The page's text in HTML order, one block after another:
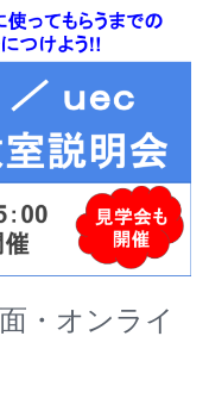
・オンライ